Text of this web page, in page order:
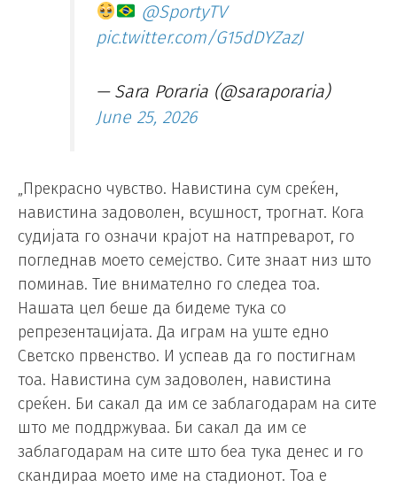
@SportyTV
pic.twitter.com/G15dDYZazJ
— Sara Poraria (@saraporaria)
June 25, 2026
„Прекрасно чувство. Навистина сум среќен,
навистина задоволен, всушност, трогнат. Кога
судијата го означи крајот на натпреварот, го
погледнав моето семејство. Сите знаат низ што
поминав. Тие внимателно го следеа тоа.
Нашата цел беше да бидеме тука со
репрезентацијата. Да играм на уште едно
Светско првенство. И успеав да го постигнам
тоа. Навистина сум задоволен, навистина
среќен. Би сакал да им се заблагодарам на сите
што ме поддржуваа. Би сакал да им се
заблагодарам на сите што беа тука денес и го
скандираа моето име на стадионот. Тоа е